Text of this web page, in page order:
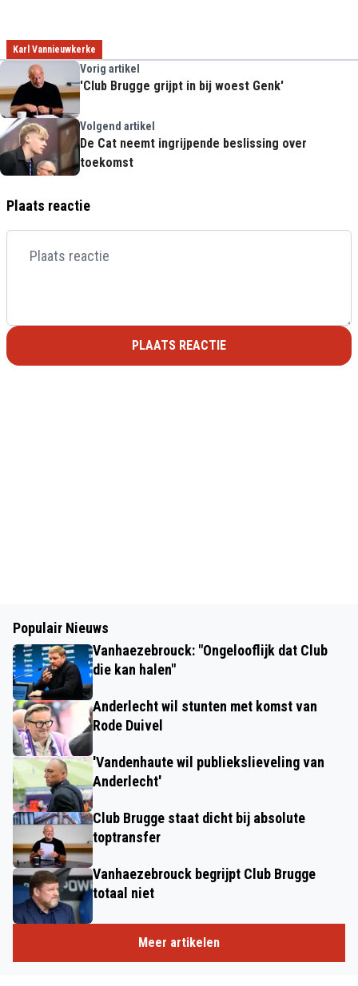
Karl Vannieuwkerke
Vorig artikel
'Club Brugge grijpt in bij woest Genk'
Volgend artikel
De Cat neemt ingrijpende beslissing over
toekomst
Plaats reactie
PLAATS REACTIE
Populair Nieuws
Vanhaezebrouck: "Ongelooflijk dat Club
die kan halen"
Anderlecht wil stunten met komst van
Rode Duivel
'Vandenhaute wil publiekslieveling van
Anderlecht'
Club Brugge staat dicht bij absolute
toptransfer
Vanhaezebrouck begrijpt Club Brugge
totaal niet
Meer artikelen